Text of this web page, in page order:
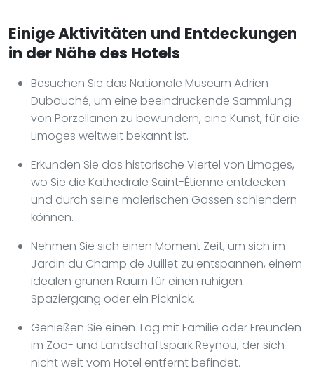
Einige Aktivitäten und Entdeckungen
in der Nähe des Hotels
Besuchen Sie das Nationale Museum Adrien
Dubouché, um eine beeindruckende Sammlung
von Porzellanen zu bewundern, eine Kunst, für die
Limoges weltweit bekannt ist.
Erkunden Sie das historische Viertel von Limoges,
wo Sie die Kathedrale Saint-Étienne entdecken
und durch seine malerischen Gassen schlendern
können.
Nehmen Sie sich einen Moment Zeit, um sich im
Jardin du Champ de Juillet zu entspannen, einem
idealen grünen Raum für einen ruhigen
Spaziergang oder ein Picknick.
Genießen Sie einen Tag mit Familie oder Freunden
im Zoo- und Landschaftspark Reynou, der sich
nicht weit vom Hotel entfernt befindet.